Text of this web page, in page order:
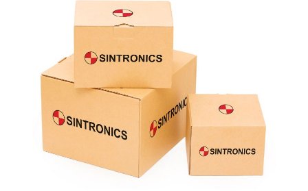
módulos antiguos a un alto nivel técnico o sustitución
de módulos descontinuados por módulos del propio